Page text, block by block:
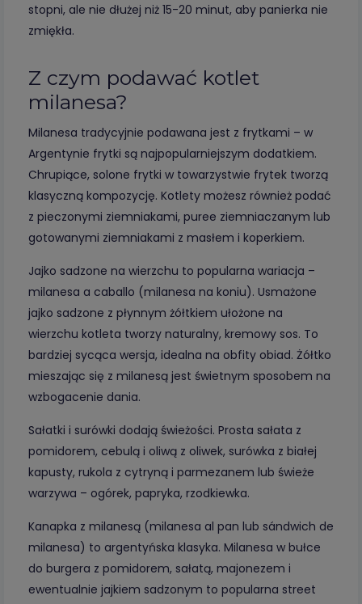
stopni, ale nie dłużej niż 15-20 minut, aby panierka nie
zmiękła.
Z czym podawać kotlet
milanesa?
Milanesa tradycyjnie podawana jest z frytkami – w
Argentynie frytki są najpopularniejszym dodatkiem.
Chrupiące, solone frytki w towarzystwie frytek tworzą
klasyczną kompozycję. Kotlety możesz również podać
z pieczonymi ziemniakami, puree ziemniaczanym lub
gotowanymi ziemniakami z masłem i koperkiem.
Jajko sadzone na wierzchu to popularna wariacja –
milanesa a caballo (milanesa na koniu). Usmażone
jajko sadzone z płynnym żółtkiem ułożone na
wierzchu kotleta tworzy naturalny, kremowy sos. To
bardziej sycąca wersja, idealna na obfity obiad. Żółtko
mieszając się z milanesą jest świetnym sposobem na
wzbogacenie dania.
Sałatki i surówki dodają świeżości. Prosta sałata z
pomidorem, cebulą i oliwą z oliwek, surówka z białej
kapusty, rukola z cytryną i parmezanem lub świeże
warzywa – ogórek, papryka, rzodkiewka.
Kanapka z milanesą (milanesa al pan lub sándwich de
milanesa) to argentyńska klasyka. Milanesa w bułce
do burgera z pomidorem, sałatą, majonezem i
ewentualnie jajkiem sadzonym to popularna street